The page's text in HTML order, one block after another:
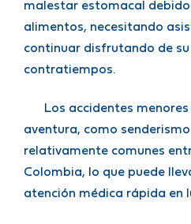
malestar estomacal
alimentos, necesitando
continuar disfrutando de
contratiempos.
Los accidentes
aventura, como
relativamente comunes
Colombia, lo que puede
atención médica rápida en